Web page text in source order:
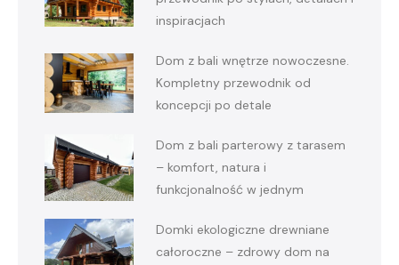
inspiracjach
Dom z bali wnętrze nowoczesne.
Kompletny przewodnik od
koncepcji po detale
Dom z bali parterowy z tarasem
– komfort, natura i
funkcjonalność w jednym
Domki ekologiczne drewniane
całoroczne – zdrowy dom na